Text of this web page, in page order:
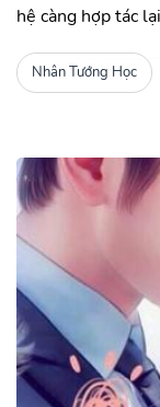
hệ càng hợp tác
Nhân Tướng Học